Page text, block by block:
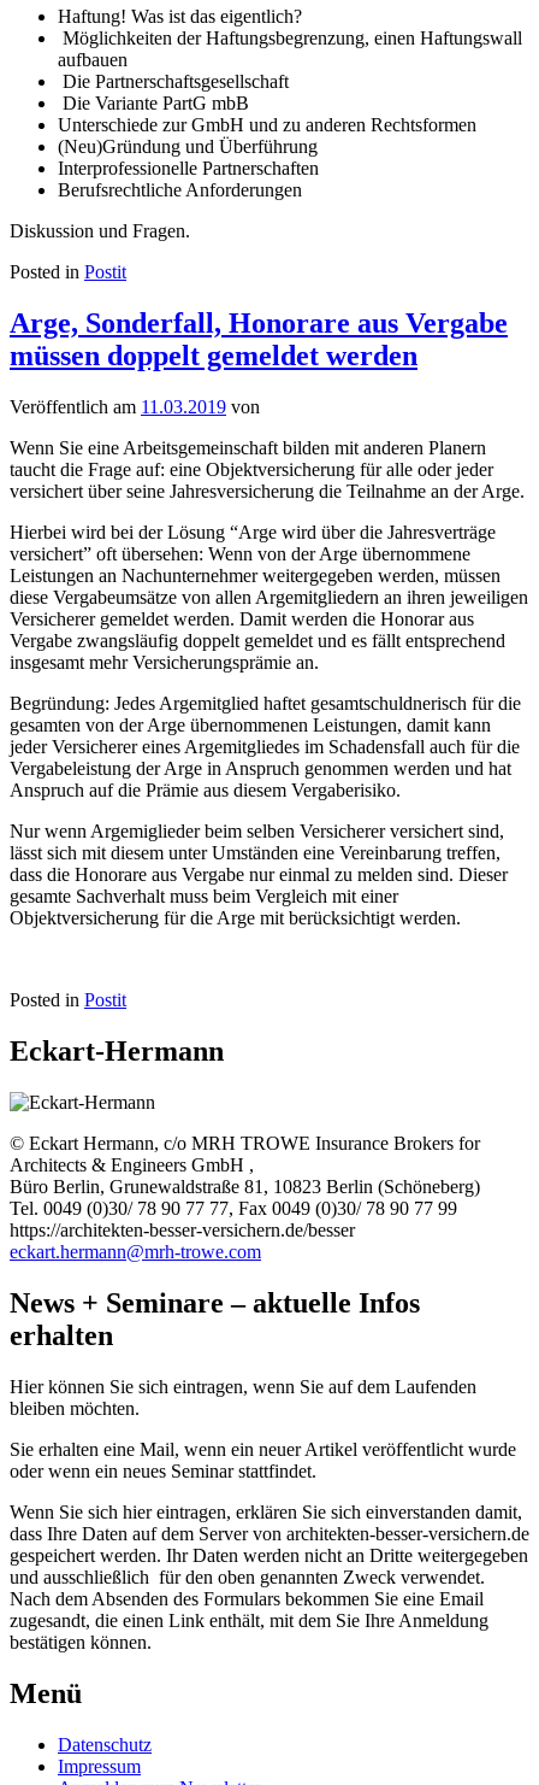
Haftung! Was ist das eigentlich?
Möglichkeiten der Haftungsbegrenzung, einen Haftungswall
aufbauen
Die Partnerschaftsgesellschaft
Die Variante PartG mbB
Unterschiede zur GmbH und zu anderen Rechtsformen
(Neu)Gründung und Überführung
Interprofessionelle Partnerschaften
Berufsrechtliche Anforderungen
Diskussion und Fragen.
Posted in Postit
Arge, Sonderfall, Honorare aus Vergabe
müssen doppelt gemeldet werden
Veröffentlich am 11.03.2019 von
Wenn Sie eine Arbeitsgemeinschaft bilden mit anderen Planern
taucht die Frage auf: eine Objektversicherung für alle oder jeder
versichert über seine Jahresversicherung die Teilnahme an der Arge.
Hierbei wird bei der Lösung “Arge wird über die Jahresverträge
versichert” oft übersehen: Wenn von der Arge übernommene
Leistungen an Nachunternehmer weitergegeben werden, müssen
diese Vergabeumsätze von allen Argemitgliedern an ihren jeweiligen
Versicherer gemeldet werden. Damit werden die Honorar aus
Vergabe zwangsläufig doppelt gemeldet und es fällt entsprechend
insgesamt mehr Versicherungsprämie an.
Begründung: Jedes Argemitglied haftet gesamtschuldnerisch für die
gesamten von der Arge übernommenen Leistungen, damit kann
jeder Versicherer eines Argemitgliedes im Schadensfall auch für die
Vergabeleistung der Arge in Anspruch genommen werden und hat
Anspruch auf die Prämie aus diesem Vergaberisiko.
Nur wenn Argemiglieder beim selben Versicherer versichert sind,
lässt sich mit diesem unter Umständen eine Vereinbarung treffen,
dass die Honorare aus Vergabe nur einmal zu melden sind. Dieser
gesamte Sachverhalt muss beim Vergleich mit einer
Objektversicherung für die Arge mit berücksichtigt werden.
Posted in Postit
Eckart-Hermann
© Eckart Hermann, c/o MRH TROWE Insurance Brokers for
Architects & Engineers GmbH ,
Büro Berlin, Grunewaldstraße 81, 10823 Berlin (Schöneberg)
Tel. 0049 (0)30/ 78 90 77 77, Fax 0049 (0)30/ 78 90 77 99
https://architekten-besser-versichern.de/besser
eckart.hermann@mrh-trowe.com
News + Seminare – aktuelle Infos
erhalten
Hier können Sie sich eintragen, wenn Sie auf dem Laufenden
bleiben möchten.
Sie erhalten eine Mail, wenn ein neuer Artikel veröffentlicht wurde
oder wenn ein neues Seminar stattfindet.
Wenn Sie sich hier eintragen, erklären Sie sich einverstanden damit,
dass Ihre Daten auf dem Server von architekten-besser-versichern.de
gespeichert werden. Ihr Daten werden nicht an Dritte weitergegeben
und ausschließlich für den oben genannten Zweck verwendet.
Nach dem Absenden des Formulars bekommen Sie eine Email
zugesandt, die einen Link enthält, mit dem Sie Ihre Anmeldung
bestätigen können.
Menü
Datenschutz
Impressum